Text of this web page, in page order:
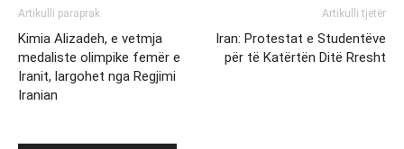
Artikulli paraprak
Kimia Alizadeh, e vetmja
medaliste olimpike femër e
Iranit, largohet nga Regjimi
Iranian
Artikulli tjetër
Iran: Protestat e Studentëve
për të Katërtën Ditë Rresht